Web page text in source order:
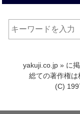
yakuji.co.jp » に
総ての著作権は
(C)